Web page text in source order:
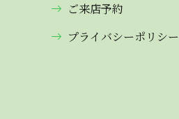
ご来店予約
プライバシーポリシー